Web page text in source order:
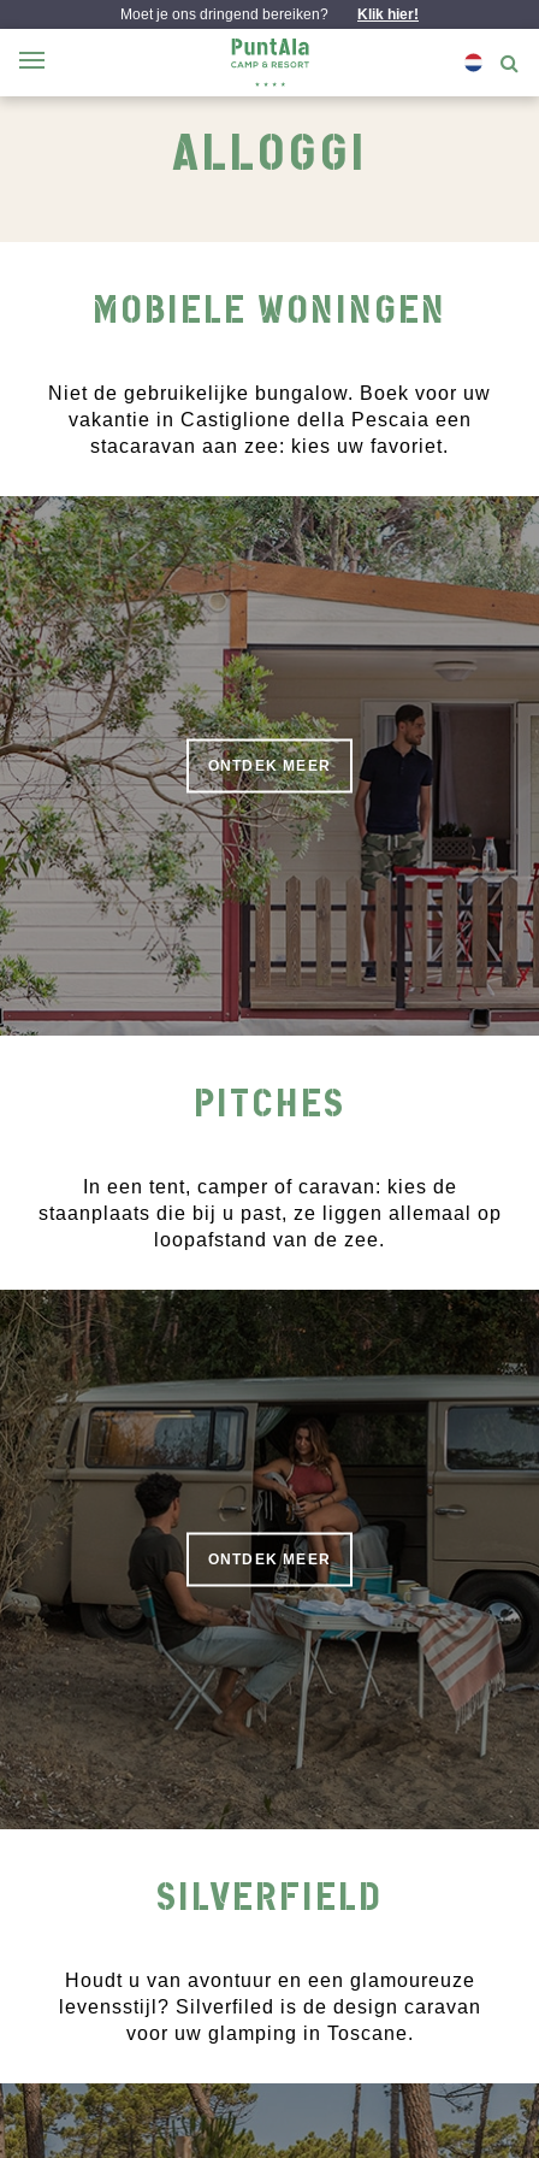
Moet je ons dringend bereiken? Klik hier!
ALLOGGI
MOBIELE WONINGEN
Niet de gebruikelijke bungalow. Boek voor uw
vakantie in Castiglione della Pescaia een
stacaravan aan zee: kies uw favoriet.
ONTDEK MEER
PITCHES
In een tent, camper of caravan: kies de
staanplaats die bij u past, ze liggen allemaal op
loopafstand van de zee.
ONTDEK MEER
SILVERFIELD
Houdt u van avontuur en een glamoureuze
levensstijl? Silverfiled is de design caravan
voor uw glamping in Toscane.